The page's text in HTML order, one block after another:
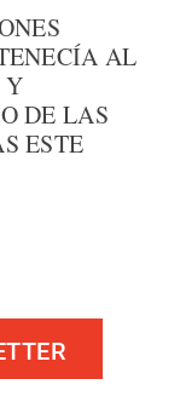
AL
Y
DE LAS
ESTE